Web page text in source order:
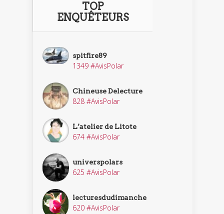
TOP
ENQUÊTEURS
spitfire89
1349 #AvisPolar
Chineuse Delecture
828 #AvisPolar
L’atelier de Litote
674 #AvisPolar
universpolars
625 #AvisPolar
lecturesdudimanche
620 #AvisPolar